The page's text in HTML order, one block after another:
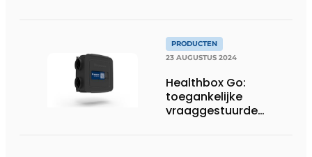
PRODUCTEN
23 AUGUSTUS 2024
Healthbox Go:
toegankelijke
vraaggestuurde